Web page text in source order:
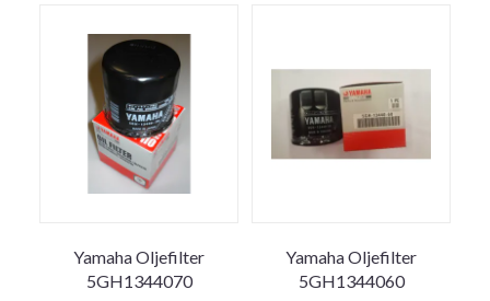
Yamaha Oljefilter
5GH1344070
Yamaha Oljefilter
5GH1344060